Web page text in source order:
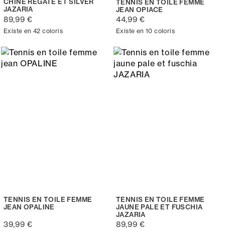
JAZARIA
89,99 €
Existe en 42 coloris
TENNIS EN TOILE FEMME
JEAN OPIACE
44,99 €
Existe en 10 coloris
TENNIS EN TOILE FEMME
JEAN OPALINE
39,99 €
TENNIS EN TOILE FEMME
JAUNE PALE ET FUSCHIA
JAZARIA
89,99 €